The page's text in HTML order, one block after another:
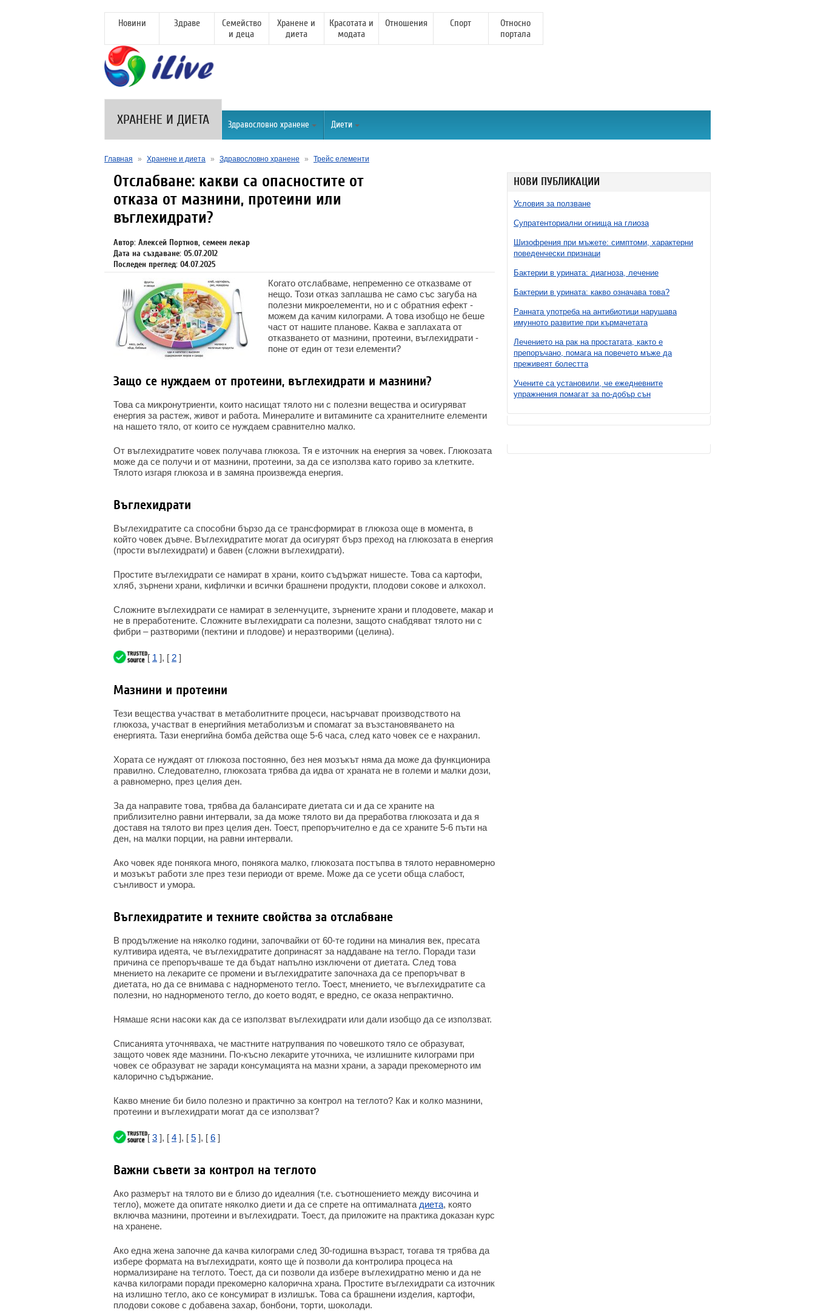
Новини Здраве
Семейство
и деца
Хранене и
диета
Красотата и
модата
Отношения Спорт
Относно
портала
ХРАНЕНЕ И ДИЕТА Здравословно хранене Диети
Главная » Хранене и диета » Здравословно хранене » Трейс елементи
НОВИ ПУБЛИКАЦИИ
Условия за ползване
Супратенториални огнища на глиоза
Шизофрения при мъжете: симптоми, характерни
поведенчески признаци
Бактерии в урината: диагноза, лечение
Бактерии в урината: какво означава това?
Ранната употреба на антибиотици нарушава
имунното развитие при кърмачетата
Лечението на рак на простатата, както е
препоръчано, помага на повечето мъже да
преживеят болестта
Учените са установили, че ежедневните
упражнения помагат за по-добър сън
Отслабване: какви са опасностите от
отказа от мазнини, протеини или
въглехидрати?
Автор: Алексей Портнов, семеен лекар
Дата на създаване: 05.07.2012
Последен преглед: 04.07.2025
Когато отслабваме, непременно се отказваме от
нещо. Този отказ заплашва не само със загуба на
полезни микроелементи, но и с обратния ефект -
можем да качим килограми. А това изобщо не беше
част от нашите планове. Каква е заплахата от
отказването от мазнини, протеини, въглехидрати -
поне от един от тези елементи?
Защо се нуждаем от протеини, въглехидрати и мазнини?
Това са микронутриенти, които насищат тялото ни с полезни вещества и осигуряват
енергия за растеж, живот и работа. Минералите и витамините са хранителните елементи
на нашето тяло, от които се нуждаем сравнително малко.
От въглехидратите човек получава глюкоза. Тя е източник на енергия за човек. Глюкозата
може да се получи и от мазнини, протеини, за да се използва като гориво за клетките.
Тялото изгаря глюкоза и в замяна произвежда енергия.
Въглехидрати
Въглехидратите са способни бързо да се трансформират в глюкоза още в момента, в
който човек дъвче. Въглехидратите могат да осигурят бърз преход на глюкозата в енергия
(прости въглехидрати) и бавен (сложни въглехидрати).
Простите въглехидрати се намират в храни, които съдържат нишесте. Това са картофи,
хляб, зърнени храни, кифлички и всички брашнени продукти, плодови сокове и алкохол.
Сложните въглехидрати се намират в зеленчуците, зърнените храни и плодовете, макар и
не в преработените. Сложните въглехидрати са полезни, защото снабдяват тялото ни с
фибри – разтворими (пектини и плодове) и неразтворими (целина).
[ 1 ], [ 2 ]
Мазнини и протеини
Тези вещества участват в метаболитните процеси, насърчават производството на
глюкоза, участват в енергийния метаболизъм и спомагат за възстановяването на
енергията. Тази енергийна бомба действа още 5-6 часа, след като човек се е нахранил.
Хората се нуждаят от глюкоза постоянно, без нея мозъкът няма да може да функционира
правилно. Следователно, глюкозата трябва да идва от храната не в големи и малки дози,
а равномерно, през целия ден.
За да направите това, трябва да балансирате диетата си и да се храните на
приблизително равни интервали, за да може тялото ви да преработва глюкозата и да я
доставя на тялото ви през целия ден. Тоест, препоръчително е да се храните 5-6 пъти на
ден, на малки порции, на равни интервали.
Ако човек яде понякога много, понякога малко, глюкозата постъпва в тялото неравномерно
и мозъкът работи зле през тези периоди от време. Може да се усети обща слабост,
сънливост и умора.
Въглехидратите и техните свойства за отслабване
В продължение на няколко години, започвайки от 60-те години на миналия век, пресата
култивира идеята, че въглехидратите допринасят за наддаване на тегло. Поради тази
причина се препоръчваше те да бъдат напълно изключени от диетата. След това
мнението на лекарите се промени и въглехидратите започнаха да се препоръчват в
диетата, но да се внимава с наднорменото тегло. Тоест, мнението, че въглехидратите са
полезни, но наднорменото тегло, до което водят, е вредно, се оказа непрактично.
Нямаше ясни насоки как да се използват въглехидрати или дали изобщо да се използват.
Списанията уточняваха, че мастните натрупвания по човешкото тяло се образуват,
защото човек яде мазнини. По-късно лекарите уточниха, че излишните килограми при
човек се образуват не заради консумацията на мазни храни, а заради прекомерното им
калорично съдържание.
Какво мнение би било полезно и практично за контрол на теглото? Как и колко мазнини,
протеини и въглехидрати могат да се използват?
[ 3 ], [ 4 ], [ 5 ], [ 6 ]
Важни съвети за контрол на теглото
Ако размерът на тялото ви е близо до идеалния (т.е. съотношението между височина и
тегло), можете да опитате няколко диети и да се спрете на оптималната диета, която
включва мазнини, протеини и въглехидрати. Тоест, да приложите на практика доказан курс
на хранене.
Ако една жена започне да качва килограми след 30-годишна възраст, тогава тя трябва да
избере формата на въглехидрати, която ще ѝ позволи да контролира процеса на
нормализиране на теглото. Тоест, да си позволи да избере въглехидратно меню и да не
качва килограми поради прекомерно калорична храна. Простите въглехидрати са източник
на излишно тегло, ако се консумират в излишък. Това са брашнени изделия, картофи,
плодови сокове с добавена захар, бонбони, торти, шоколади.